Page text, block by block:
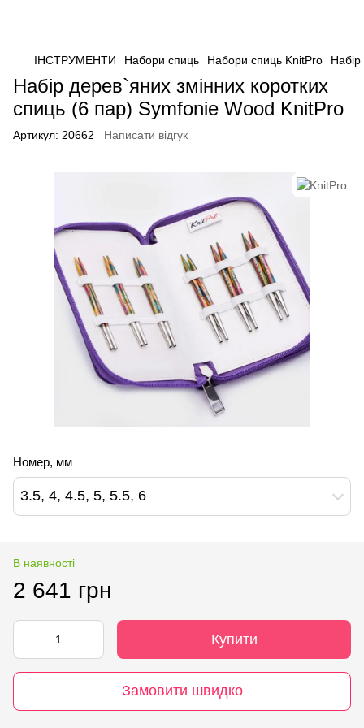
ІНСТРУМЕНТИ Набори спиць Набори спиць KnitPro
Набір дерев`яних змінних коротких
спиць (6 пар) Symfonie Wood KnitPro
Артикул: 20662 Написати відгук
Номер, мм
3.5, 4, 4.5, 5, 5.5, 6
В наявності
2 641 грн
Купити
Замовити швидко